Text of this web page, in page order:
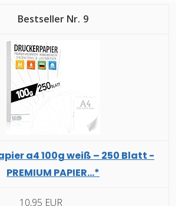
9
a4 100g weiß – 250 Blatt -
PREMIUM PAPIER...*
10,95 EUR